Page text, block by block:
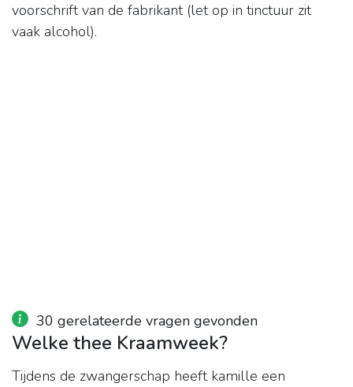
voorschrift van de fabrikant (let op in tinctuur zit
vaak alcohol).
30 gerelateerde vragen gevonden
Welke thee Kraamweek?
Tijdens de zwangerschap heeft kamille een